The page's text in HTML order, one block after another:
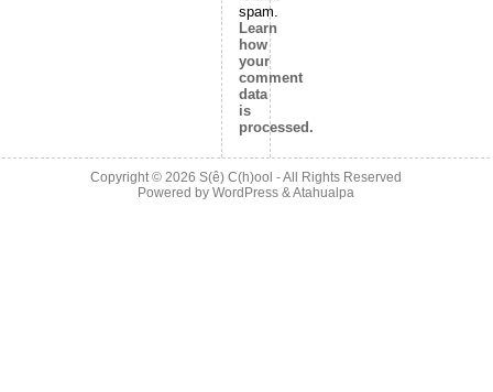
spam.
Learn
how
your
comment
data
is
processed.
Copyright © 2026S(ê) C(h)ool - All Rights Reserved
Powered byWordPress &Atahualpa